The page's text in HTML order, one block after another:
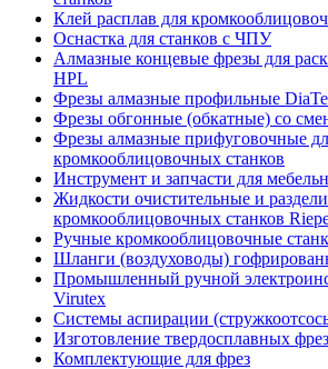
Клей расплав для
Оснастка для станков с ЧПУ
Алмазные концевые фрезы для
HPL
Фрезы алмазные профильные
Фрезы обгонные (обкатные) со
Фрезы алмазные прифуговочные
кромкооблицовочных станков
Инструмент и запчасти для
Жидкости очистительные и
кромкооблицовочных станков
Ручные кромкооблицовочные
Шланги (воздуховоды)
Промышленный ручной
Virutex
Системы аспирации
Изготовление твердосплавных
Комплектующие для фрез